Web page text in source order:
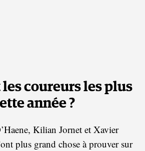
les coureurs les plus
année ?
Kilian Jornet et Xavier
plus grand chose à prouver sur